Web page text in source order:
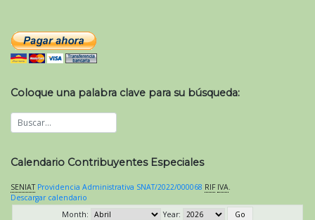
Coloque una palabra clave para su búsqueda:
Calendario Contribuyentes Especiales
SENIAT Providencia Administrativa SNAT/2022/000068 RIF IVA
Descargar calendario
Month:
Year: